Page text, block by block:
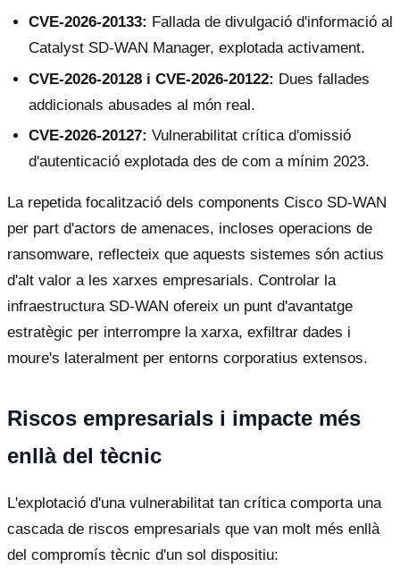
CVE-2026-20133: Fallada de divulgació d'informació al
Catalyst SD-WAN Manager, explotada activament.
CVE-2026-20128 i CVE-2026-20122: Dues fallades
addicionals abusades al món real.
CVE-2026-20127: Vulnerabilitat crítica d'omissió
d'autenticació explotada des de com a mínim 2023.
La repetida focalització dels components Cisco SD-WAN
per part d'actors de amenaces, incloses operacions de
ransomware, reflecteix que aquests sistemes són actius
d'alt valor a les xarxes empresarials. Controlar la
infraestructura SD-WAN ofereix un punt d'avantatge
estratègic per interrompre la xarxa, exfiltrar dades i
moure's lateralment per entorns corporatius extensos.
Riscos empresarials i impacte més
enllà del tècnic
L'explotació d'una vulnerabilitat tan crítica comporta una
cascada de riscos empresarials que van molt més enllà
del compromís tècnic d'un sol dispositiu: